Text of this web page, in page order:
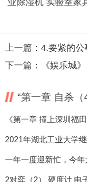
业除湿机 实验室家
上一篇： 4.要紧的公
下一篇：
《娱乐城
“第一章 自杀
一年一度迎新忙，今